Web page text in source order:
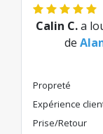
Calin C.a
de
Propreté
Expérience
Prise/Retour